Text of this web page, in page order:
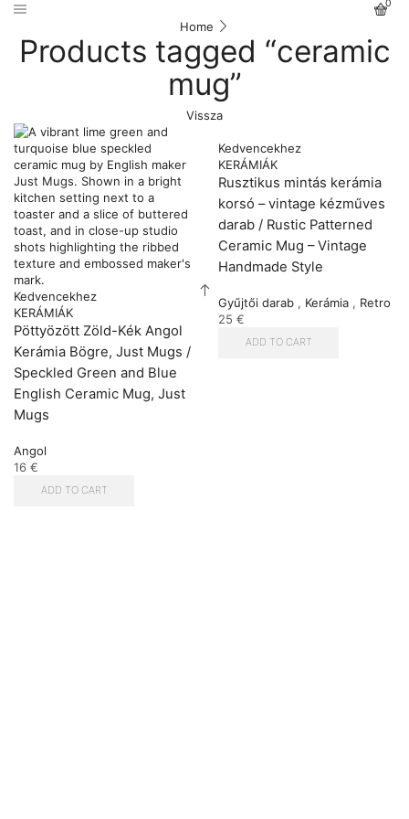
0
Home
Products tagged “ceramic
mug”
Vissza
Kedvencekhez
KERÁMIÁK
Pöttyözött Zöld-Kék Angol
Kerámia Bögre, Just Mugs /
Speckled Green and Blue
English Ceramic Mug, Just
Mugs
Angol
16 €
ADD TO CART
Kedvencekhez
KERÁMIÁK
Rusztikus mintás kerámia
korsó – vintage kézműves
darab / Rustic Patterned
Ceramic Mug – Vintage
Handmade Style
Gyűjtői darab , Kerámia , Retro
25 €
ADD TO CART